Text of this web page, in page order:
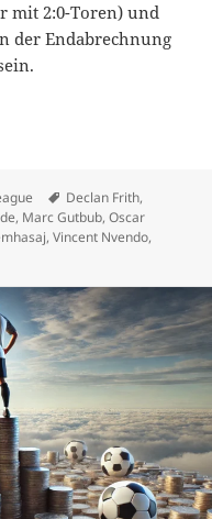
mit 2:0-Toren) und
der Endabrechnung
kassieren beide
Schlagwörter
Declan Frith,
, Marc Gutbub,Oscar
,Vincent Nvendo,